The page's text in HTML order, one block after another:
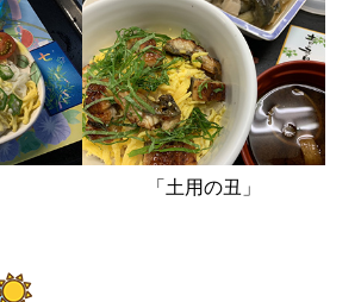
「土用の丑」